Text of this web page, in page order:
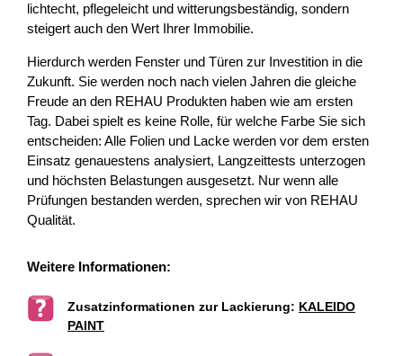
lichtecht, pflegeleicht und witterungsbeständig, sondern
steigert auch den Wert Ihrer Immobilie.
Hierdurch werden Fenster und Türen zur Investition in die
Zukunft. Sie werden noch nach vielen Jahren die gleiche
Freude an den REHAU Produkten haben wie am ersten
Tag. Dabei spielt es keine Rolle, für welche Farbe Sie sich
entscheiden: Alle Folien und Lacke werden vor dem ersten
Einsatz genauestens analysiert, Langzeittests unterzogen
und höchsten Belastungen ausgesetzt. Nur wenn alle
Prüfungen bestanden werden, sprechen wir von REHAU
Qualität.
Weitere Informationen:
Zusatzinformationen zur Lackierung: KALEIDO
PAINT